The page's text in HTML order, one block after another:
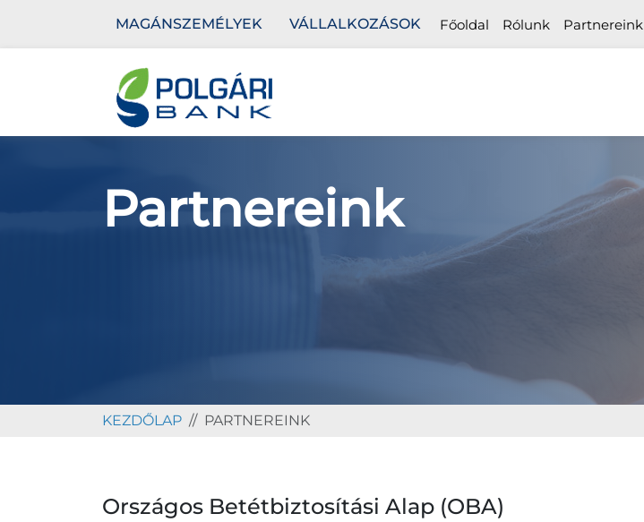
MAGÁNSZEMÉLYEK VÁLLALKOZÁSOK Főoldal Rólunk Partnereink
Partnereink
KEZDŐLAP PARTNEREINK
Országos Betétbiztosítási Alap (OBA)